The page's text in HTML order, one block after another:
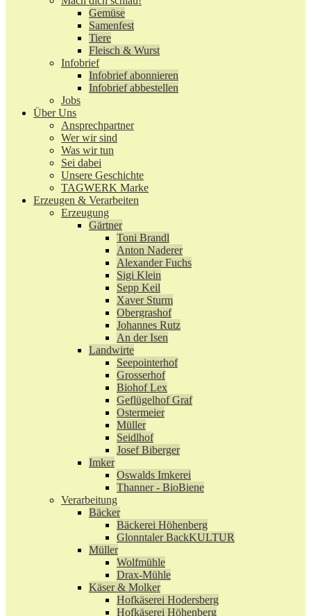
Gemüse
Samenfest
Tiere
Fleisch & Wurst
Infobrief
Infobrief abonnieren
Infobrief abbestellen
Jobs
Über Uns
Ansprechpartner
Wer wir sind
Was wir tun
Sei dabei
Unsere Geschichte
TAGWERK Marke
Erzeugen & Verarbeiten
Erzeugung
Gärtner
Toni Brandl
Anton Naderer
Alexander Fuchs
Sigi Klein
Sepp Keil
Xaver Sturm
Obergrashof
Johannes Rutz
An der Isen
Landwirte
Seepointerhof
Grosserhof
Biohof Lex
Geflügelhof Graf
Ostermeier
Müller
Seidlhof
Josef Biberger
Imker
Oswalds Imkerei
Thanner - BioBiene
Verarbeitung
Bäcker
Bäckerei Höhenberg
Glonntaler BackKULTUR
Müller
Wolfmühle
Drax-Mühle
Käser & Molker
Hofkäserei Hodersberg
Hofkäserei Höhenberg